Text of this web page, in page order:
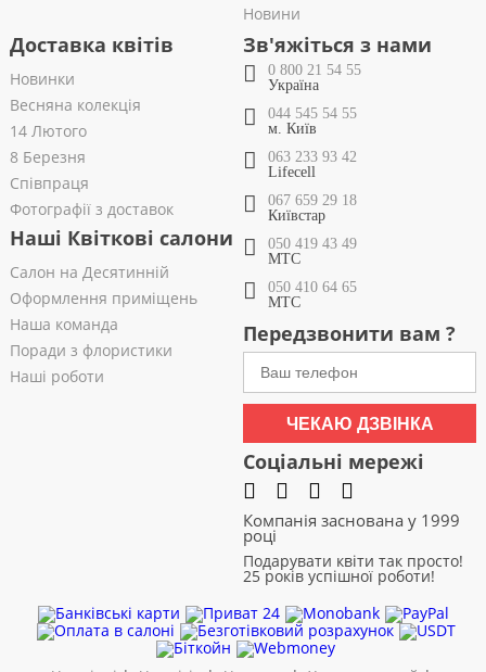
Новини
Доставка квітів
Новинки
Весняна колекція
14 Лютого
8 Березня
Співпраця
Фотографії з доставок
Наші Квіткові салони
Салон на Десятинній
Оформлення приміщень
Наша команда
Поради з флористики
Наші роботи
Зв'яжіться з нами
0 800 21 54 55
Україна
044 545 54 55
м. Київ
063 233 93 42
Lifecell
067 659 29 18
Київстар
050 419 43 49
МТС
050 410 64 65
МТС
Передзвонити вам ?
ЧЕКАЮ ДЗВІНКА
Соціальні мережі
Компанія заснована у 1999
році
Подарувати квіти так просто!
25 років успішної роботи!